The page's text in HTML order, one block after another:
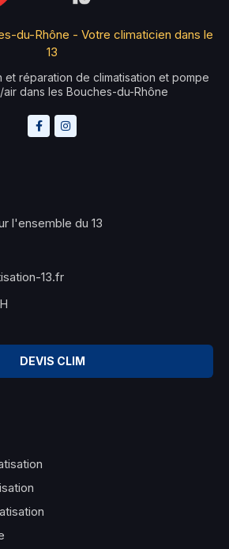
du-Rhône - Votre climaticien dans le
13
et réparation de climatisation et pompe
air dans les Bouches-du-Rhône
l'ensemble du 13
13.fr
DEVIS CLIM